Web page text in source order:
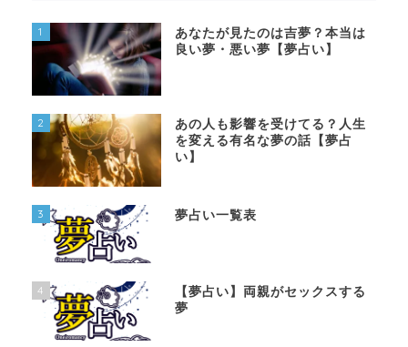
1
あなたが見たのは吉夢？本当は
良い夢・悪い夢【夢占い】
2
あの人も影響を受けてる？人生
を変える有名な夢の話【夢占
い】
3 夢占い一覧表
4
【夢占い】両親がセックスする
夢